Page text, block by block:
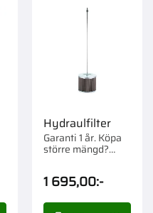
Hydraulfilter
Garanti 1 år. Köpa
större mängd?
Förpackad om 1 st.
1 695,00:-